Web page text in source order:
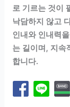
로 기르는 것이
낙담하지 않고
인내와 인내력
는 길이며, 지속
합니다.